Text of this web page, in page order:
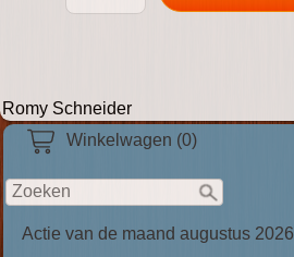
Winkelwagen (0)
Actie van de maand augustus 2026
Romy Schneider